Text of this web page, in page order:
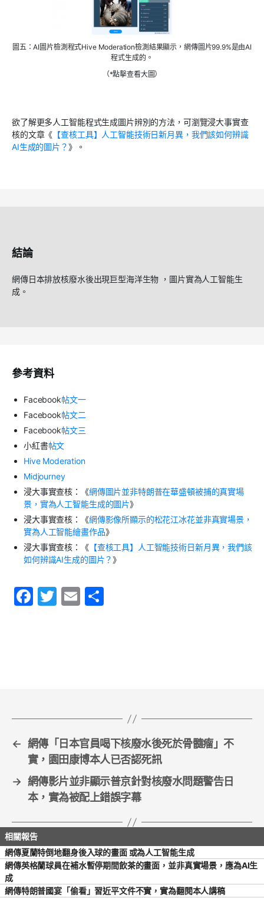
圖五：AI圖片檢測程式Hive Moderation檢測結果顯示，網傳圖片99.9%是由AI
程式生成的。
（*點擊查看大圖）
欲了解更多人工智能程式生成圖片辨別的方法，可瀏覽浸大事實查
核的文章《 【查核工具】人工智能技術日新月異，我們該如何辨識
AI生成的圖片？》。
結論
網傳日本排放核廢水後出現巨型海洋生物 ，圖片實為人工智能生
成。
參考資料
Facebook帖文一
Facebook帖文二
Facebook帖文三
小紅書帖文
Hive Moderation
Midjourney
浸大事實查核：《網傳圖片並非特朗普在華盛頓被捕的真實場
景，實為人工智能生成的圖片》
浸大事實查核：《網傳影像所顯示的松花江冰花並非真實場景，
實為人工智能繪畫作品》
浸大事實查核：《【查核工具】人工智能技術日新月異，我們該
如何辨識AI生成的圖片？》
F
T
E
← 網傳「日本官員喝下核廢水後死於骨髓瘤」不
實，園田康博本人已否認死訊
→ 網傳影片並非顯示普京針對核廢水問題警告日
本，實為被配上錯誤字幕
網傳夏蘭特倒地翻身後入球的畫面 或為人工智能生成
網傳英格蘭球員在補水暫停期間飲茶的畫面，並非真實場景，應為AI生
成
網傳特朗普國宴「偷看」習近平文件不實，實為翻閱本人講稿